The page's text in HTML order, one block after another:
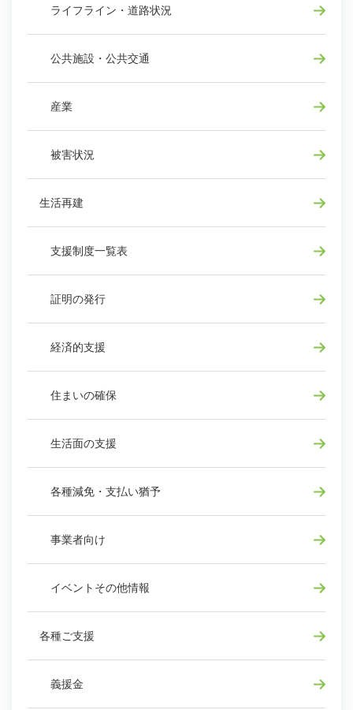
ライフライン・道路状況
公共施設・公共交通
産業
被害状況
生活再建
支援制度一覧表
証明の発行
経済的支援
住まいの確保
生活面の支援
各種減免・支払い猶予
事業者向け
イベントその他情報
各種ご支援
義援金